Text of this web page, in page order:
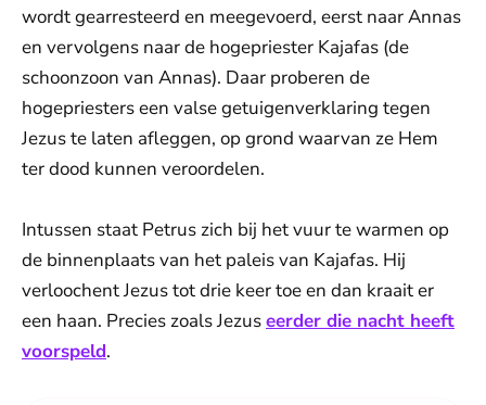
wordt gearresteerd en meegevoerd, eerst naar Annas
en vervolgens naar de hogepriester Kajafas (de
schoonzoon van Annas). Daar proberen de
hogepriesters een valse getuigenverklaring tegen
Jezus te laten afleggen, op grond waarvan ze Hem
ter dood kunnen veroordelen.
Intussen staat Petrus zich bij het vuur te warmen op
de binnenplaats van het paleis van Kajafas. Hij
verloochent Jezus tot drie keer toe en dan kraait er
een haan. Precies zoals Jezuseerder die nacht heeft
voorspeld.